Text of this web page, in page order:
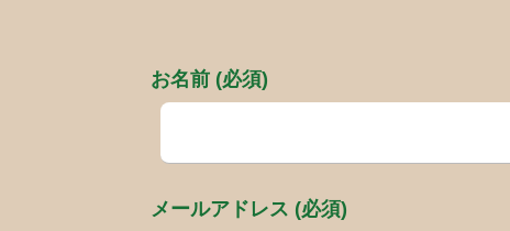
お名前 (必須)
メールアドレス (必須)